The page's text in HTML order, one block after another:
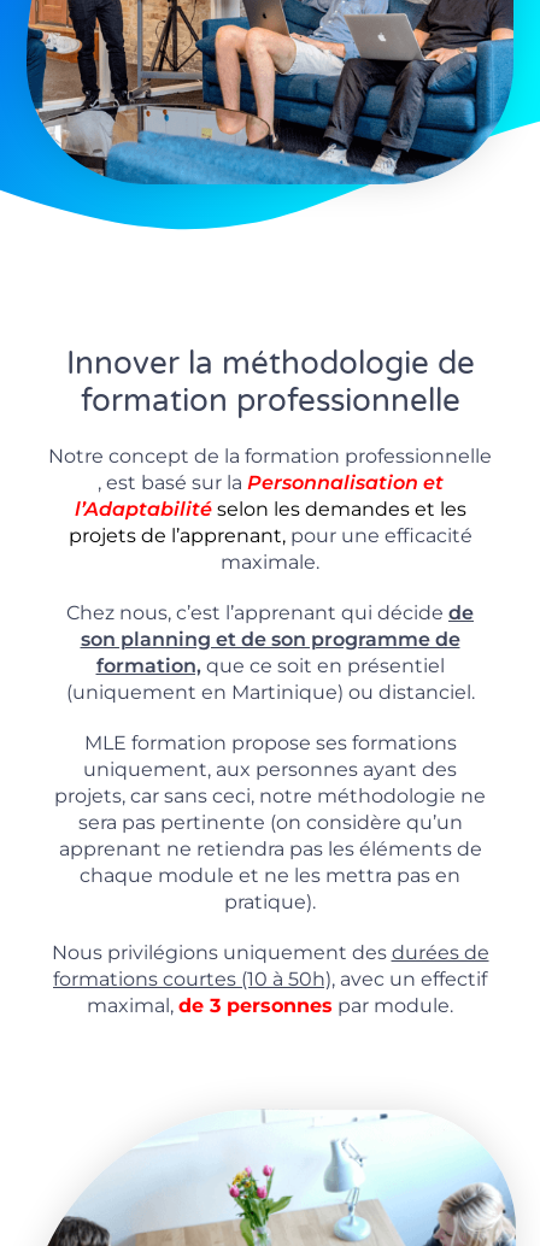
Innover la méthodologie de
formation professionnelle
Notre concept de la formation professionnelle
, est basé sur la Personnalisation et
l’Adaptabilité selon les demandes et les
projets de l’apprenant,pour une efficacité
maximale.
Chez nous, c’est l’apprenant qui décide de
son planning et de son programme de
formation,que ce soit en présentiel
(uniquement en Martinique) ou distanciel.
MLE formation propose ses formations
uniquement, aux personnes ayant des
projets, car sans ceci, notre méthodologie ne
sera pas pertinente (on considère qu’un
apprenant ne retiendra pas les éléments de
chaque module et ne les mettra pas en
pratique).
Nous privilégions uniquement des durées de
formations courtes (10 à 50h), avec un effectif
maximal, de 3 personnes par module.